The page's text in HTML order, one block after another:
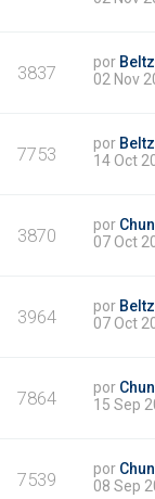
3837 por
02 Nov
7753 por
14 Oct
3870 por
07 Oct
3964 por
07 Oct
7864 por
15 Sep
7539 por
08 Sep